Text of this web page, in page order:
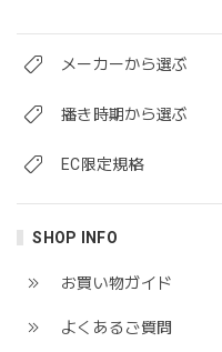
メーカーから選ぶ
播き時期から選ぶ
EC限定規格
SHOP INFO
お買い物ガイド
よくあるご質問